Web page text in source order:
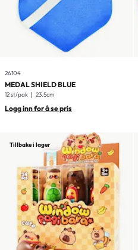
26104
MEDAL SHIELD BLUE
12 st/pak 23.5cm
Logg inn for å se pris
Tillbake i lager